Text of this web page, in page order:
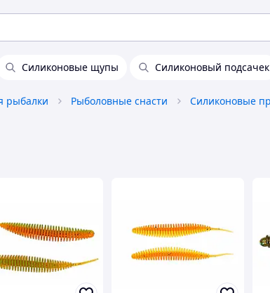
Силиконовые щупы Силиконовый подсачек
рыбалки Рыболовные снасти